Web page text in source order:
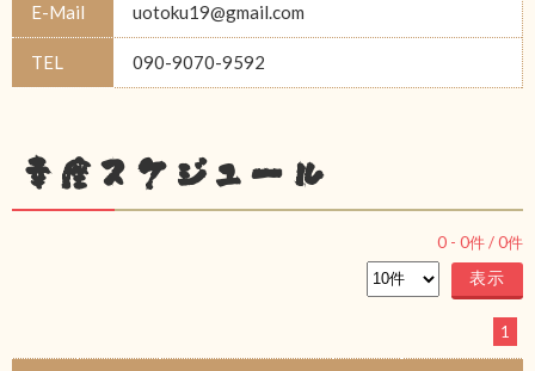
E-Mail uotoku19@gmail.com
TEL 090-9070-9592
幸座スケジュール
0 - 0件 /0件
1